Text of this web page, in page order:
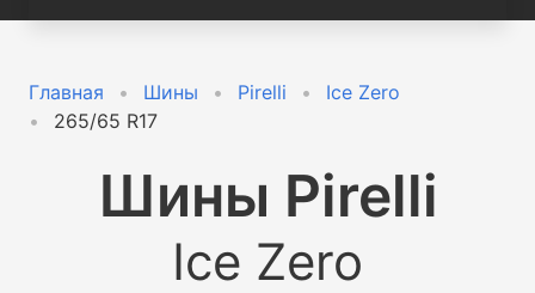
Главная Шины Pirelli
Ice Zero
265/65 R17
Шины Pirelli
Ice Zero